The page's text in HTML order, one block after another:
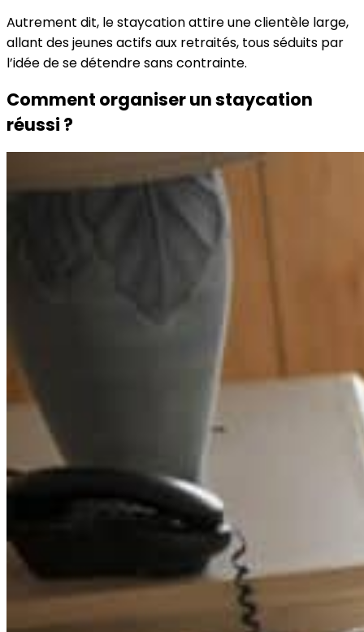
Autrement dit, le staycation attire une clientèle large,
allant des jeunes actifs aux retraités, tous séduits par
l’idée de se détendre sans contrainte.
Comment organiser un staycation
réussi ?